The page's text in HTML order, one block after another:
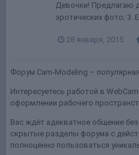
Девочки! Предлагаю
эротических фото; 3.
28 января, 2015
Форум Cam-Modeling –
Интересуетесь работой в
оформлении рабочего
Вас ждёт адекватное общение
скрытые разделы форума с
полноценно пользоваться